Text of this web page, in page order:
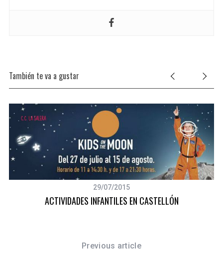
También te va a gustar
29/07/2015
ACTIVIDADES INFANTILES EN CASTELLÓN
Previous article